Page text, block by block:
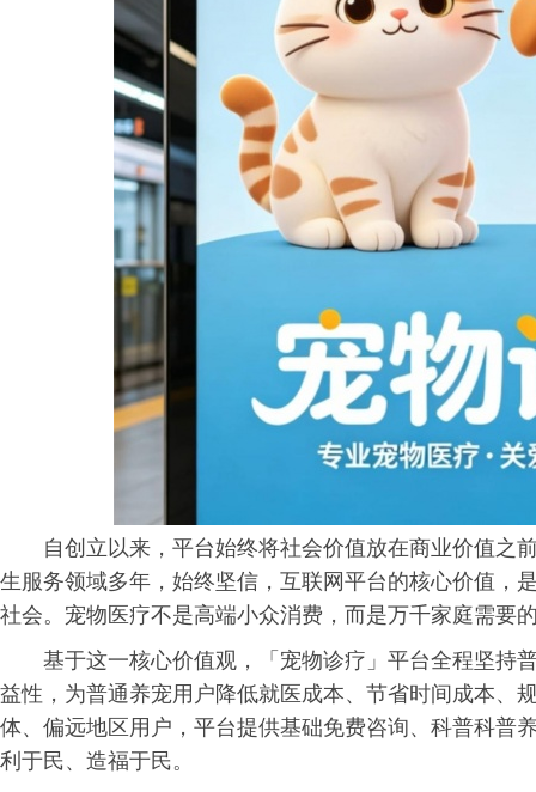
自创立以来，平台始终将社会价值放在商业价值之
生服务领域多年，始终坚信，互联网平台的核心价值，
社会。宠物医疗不是高端小众消费，而是万千家庭需要
基于这一核心价值观，「宠物诊疗」平台全程坚持
益性，为普通养宠用户降低就医成本、节省时间成本、
体、偏远地区用户，平台提供基础免费咨询、科普科普
利于民、造福于民。